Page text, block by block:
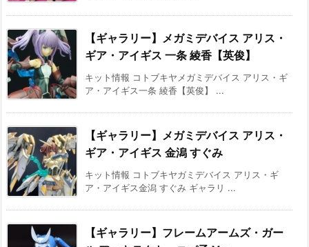
【ギャラリー】メガミデバイス アリス・
ギア・アイギス 一条 綾香【英俊】
キット情報 コトブキヤメガミデバイス アリス・ギ
ア・アイギス一条 綾香【英俊】 ...
【ギャラリー】メガミデバイス アリス・
ギア・アイギス 金潟 すぐみ
キット情報 コトブキヤガミデバイス アリス・ギ
ア・アイギス金潟 すぐみ ギャラリ ...
【ギャラリー】フレームアームズ・ガー